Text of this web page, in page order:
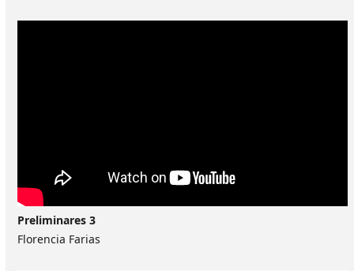
Preliminares 3
Florencia Farias